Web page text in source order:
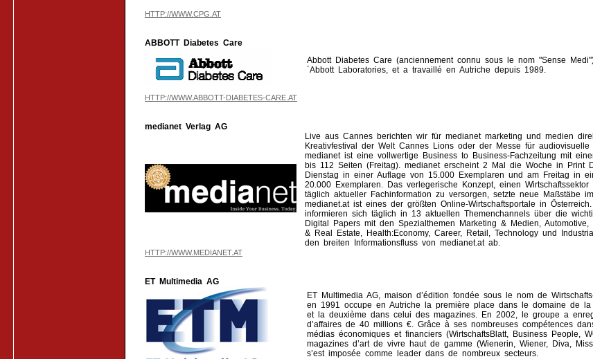
HTTP://WWW.CPG.AT
ABBOTT Diabetes Care
Abbott Diabetes Care (anciennement connu sous le nom "Sense
´Abbott Laboratories, et a travaillé en Autriche depuis 1989.
HTTP://WWW.ABBOTT-DIABETES-CARE.AT
medianet Verlag AG
Live aus Cannes berichten wir für medianet marketing und medien
Kreativfestival der Welt Cannes Lions oder der Messe für audiovisuelle
medianet ist eine vollwertige Business to Business-Fachzeitung mit
bis 112 Seiten (Freitag). medianet erscheint 2 Mal die Woche in Print
Dienstag in einer Auflage von 15.000 Exemplaren und am Freitag in
20.000 Exemplaren. Das verlegerische Konzept, einen Wirtschaftssektor
täglich aktueller Fachinformation zu versorgen, setzte neue Maßstäbe
medianet.at ist eines der größten Online-Wirtschaftsportale in
informieren sich täglich in 13 aktuellen Themenchannels über die
Digital Papers mit den Spezialthemen Marketing & Medien, Automotive,
& Real Estate, Health:Economy, Career, Retail, Technology und
den breiten Informationsfluss von medianet.at ab.
HTTP://WWW.MEDIANET.AT
ET Multimedia AG
ET Multimedia AG, maison d’édition fondée sous le nom de
en 1991 occupe en Autriche la première place dans le domaine de la
et la deuxième dans celui des magazines. En 2002, le groupe a
d’affaires de 40 millions €. Grâce à ses nombreuses compétences
médias économiques et financiers (WirtschaftsBlatt, Business People,
magazines d’art de vivre haut de gamme (Wienerin, Wiener, Diva,
s’est imposée comme leader dans de nombreux secteurs.